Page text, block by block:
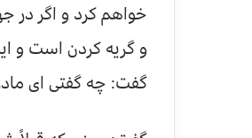
خواهم كرد و اگر در
و گریه كردن است و
گفت: چه گفتی ای